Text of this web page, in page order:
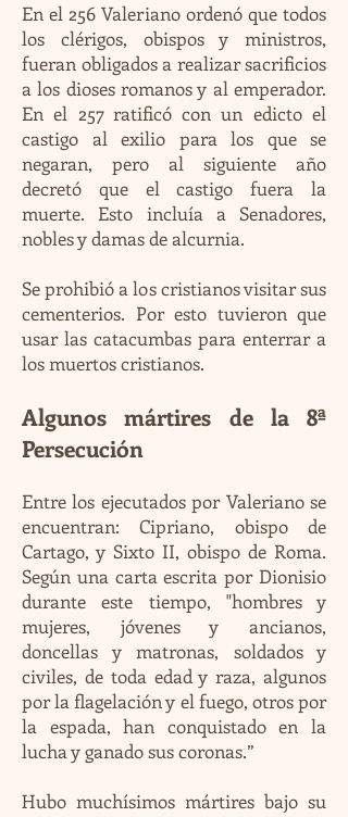
En el 256 Valeriano ordenó que todos
los clérigos, obispos y ministros,
fueran obligados a realizar sacrificios
a los dioses romanos y al emperador.
En el 257 ratificó con un edicto el
castigo al exilio para los que se
negaran, pero al siguiente año
decretó que el castigo fuera la
muerte. Esto incluía a Senadores,
nobles y damas de alcurnia.
Se prohibió a los cristianos visitar sus
cementerios. Por esto tuvieron que
usar las catacumbas para enterrar a
los muertos cristianos.
Algunos mártires de la 8ª
Persecución
Entre los ejecutados por Valeriano se
encuentran: Cipriano, obispo de
Cartago, y Sixto II, obispo de Roma.
Según una carta escrita por Dionisio
durante este tiempo, "hombres y
mujeres, jóvenes y ancianos,
doncellas y matronas, soldados y
civiles, de toda edad y raza, algunos
por la flagelación y el fuego, otros por
la espada, han conquistado en la
lucha y ganado sus coronas.”
Hubo muchísimos mártires bajo su